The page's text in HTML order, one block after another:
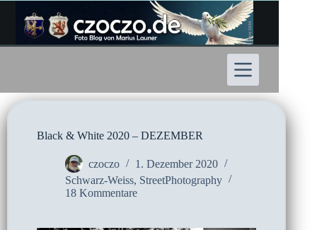
Inhalt
springen
Black & White 2020 – DEZEMBER
czoczo
1. Dezember 2020
Schwarz-Weiss, StreetPhotography
18 Kommentare